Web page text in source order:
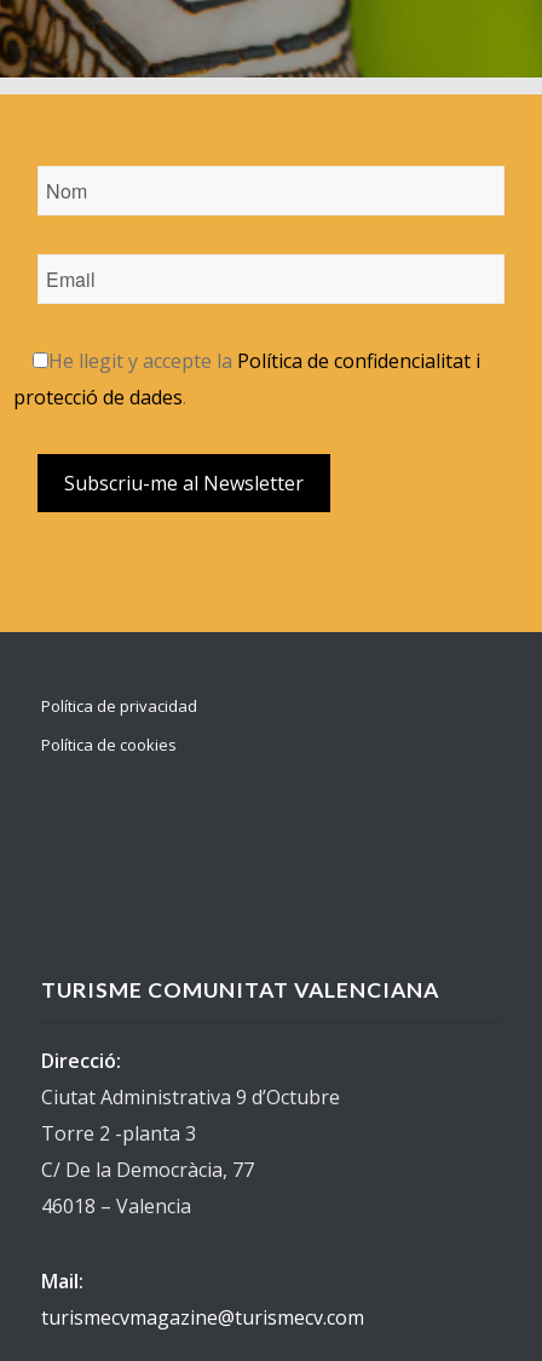
He llegit y accepte la Política de confidencialitat i
protecció de dades.
Política de privacidad
Política de cookies
TURISME COMUNITAT VALENCIANA
Direcció:
Ciutat Administrativa 9 d’Octubre
Torre 2 -planta 3
C/ De la Democràcia, 77
46018 – Valencia
Mail:
turismecvmagazine@turismecv.com